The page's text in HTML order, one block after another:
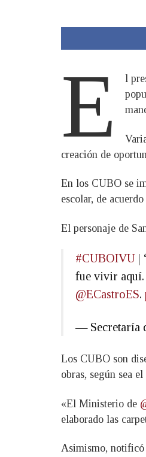
E
l
creación de
En los CUBO se
escolar, de
El personaje de
#CUBOIVU |
fue vivir aquí.
@ECastroES.
— Secretaría
Los CUBO son
obras, según sea el
«El Ministerio de
elaborado las
Asimismo,